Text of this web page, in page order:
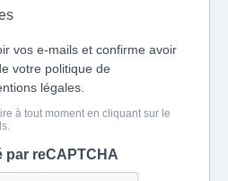
vos e-mails et confirme avoir
votre politique de
légales.
à tout moment en cliquant sur le
par reCAPTCHA